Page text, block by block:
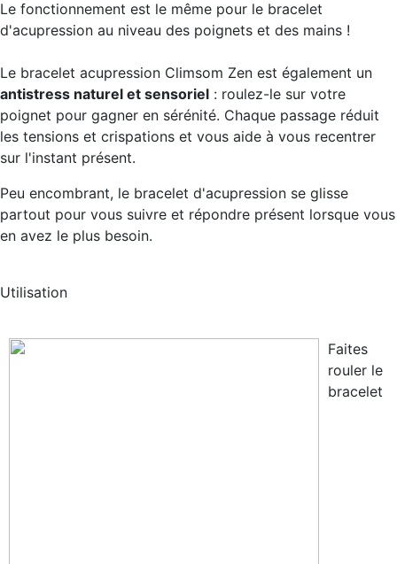
Le fonctionnement est le même pour le bracelet
d'acupression au niveau des poignets et des mains !
Le bracelet acupression Climsom Zen est également un
antistress naturel et sensoriel : roulez-le sur votre
poignet pour gagner en sérénité. Chaque passage réduit
les tensions et crispations et vous aide à vous recentrer
sur l'instant présent.
Peu encombrant, le bracelet d'acupression se glisse
partout pour vous suivre et répondre présent lorsque vous
en avez le plus besoin.
Utilisation
Faites
rouler le
bracelet